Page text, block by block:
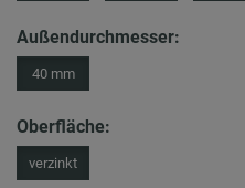
Außendurchmesser:
40 mm
Oberfläche:
verzinkt